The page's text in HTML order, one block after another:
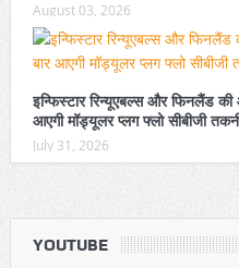
August 03, 2026
इन्फिस्टार रिन्यूएबल्स और फिनलैंड की
आएगी मॉड्यूलर प्लग फ्लो सीबीजी
July 31, 2026
YOUTUBE